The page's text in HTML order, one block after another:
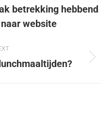
betrekking hebbend
website